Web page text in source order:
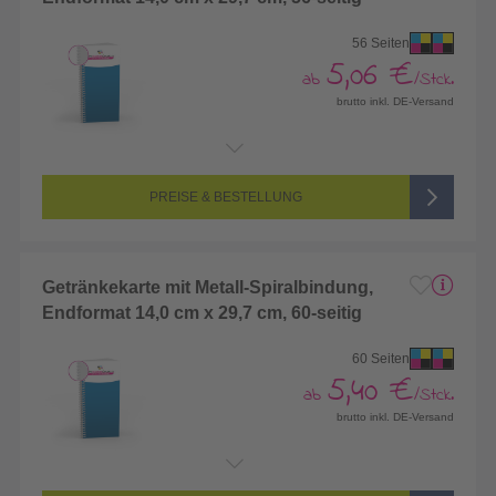
56 Seiten
ab 5,06 €/Stck.
brutto inkl. DE-Versand
Seitenanzahl: 56-seitig (Vorderseite und Rückseite bedruckt)
4/4-farbig CMYK (vollfarbig bedruckt)
PREISE & BESTELLUNG
Getränkekarte mit Metall-Spiralbindung,
Endformat 14,0 cm x 29,7 cm, 60-seitig
60 Seiten
ab 5,40 €/Stck.
brutto inkl. DE-Versand
Seitenanzahl: 60-seitig (Vorderseite und Rückseite bedruckt)